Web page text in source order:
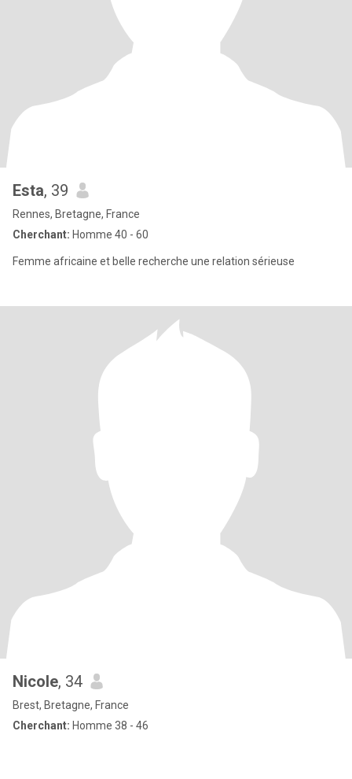
Esta, 39
Rennes, Bretagne, France
Cherchant: Homme 40 - 60
Femme africaine et belle recherche une relation sérieuse
Nicole, 34
Brest, Bretagne, France
Cherchant: Homme 38 - 46